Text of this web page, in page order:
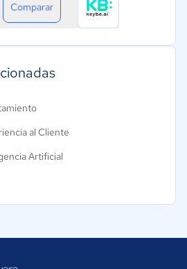
Comparar
al Cliente
Artificial